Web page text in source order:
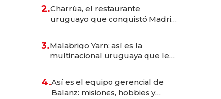
millones
2.Charrúa, el restaurante
uruguayo que conquistó Madrid:
anticipación y prepara apertura
3.Malabrigo Yarn: así es la
multinacional uruguaya que le
4.Así es el equipo gerencial de
Balanz: misiones, hobbies y